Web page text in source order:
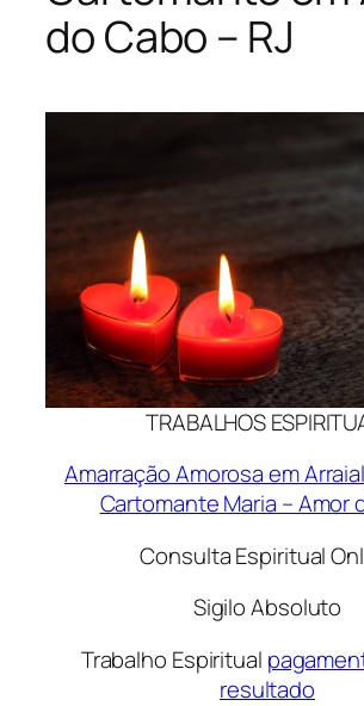
do Cabo – RJ
TRABALHOS
Amarração Amorosa em
Cartomante Maria – Amor
Consulta Espiritual
Sigilo Absoluto
Trabalho Espiritual
resultado